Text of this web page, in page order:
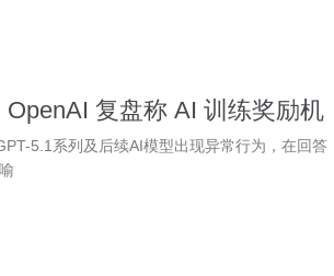
OpenAI 复盘称 AI 训练奖励机
5.1系列及后续AI模型出现异常行为，在回答